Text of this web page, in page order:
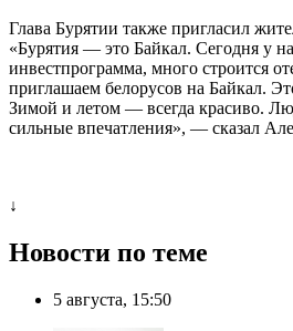
Глава Бурятии также пригласил
«Бурятия — это Байкал. Сегодня у
инвестпрограмма, много строится
приглашаем белорусов на Байкал.
Зимой и летом — всегда красиво.
сильные впечатления», — сказал
↓
Новости по теме
5 августа, 15:50